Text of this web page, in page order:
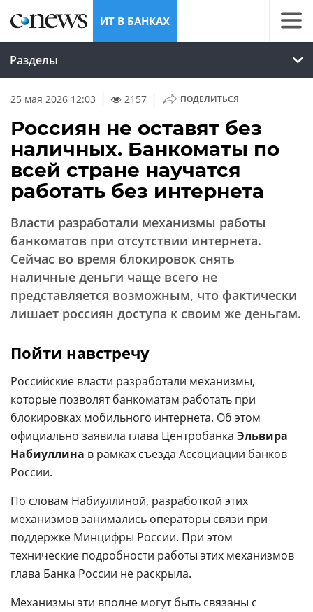
ИТ В БАНКАХ
Разделы
25 мая 2026 12:03 2157 | ПОДЕЛИТЬСЯ
Россиян не оставят без
наличных. Банкоматы по
всей стране научатся
работать без интернета
Власти разработали механизмы работы
банкоматов при отсутствии интернета.
Сейчас во время блокировок снять
наличные деньги чаще всего не
представляется возможным, что фактически
лишает россиян доступа к своим же деньгам.
Пойти навстречу
Российские власти разработали механизмы,
которые позволят банкоматам работать при
блокировках мобильного интернета. Об этом
официально заявила глава Центробанка Эльвира
Набиуллина в рамках съезда Ассоциации банков
России.
По словам Набиуллиной, разработкой этих
механизмов занимались операторы связи при
поддержке Минцифры России. При этом
технические подробности работы этих механизмов
глава Банка России не раскрыла.
Механизмы эти вполне могут быть связаны с